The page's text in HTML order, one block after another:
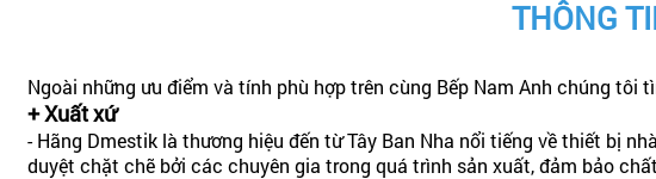
THÔNG
Ngoài những ưu điểm và tính phù hợp trên cùng Bếp Nam Anh chúng
+ Xuất xứ
- Hãng Dmestik là thương hiệu đến từ Tây Ban Nha nổi tiếng về thiết bị
duyệt chặt chẽ bởi các chuyên gia trong quá trình sản xuất, đảm bảo